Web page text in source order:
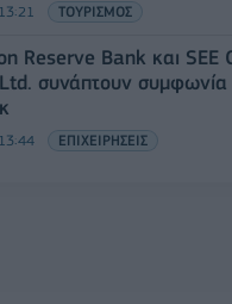
ΤΟΥΡΙΣΜΟΣ
Reserve Bank και SEE
συνάπτουν συμφωνία
ΕΠΙΧΕΙΡΗΣΕΙΣ